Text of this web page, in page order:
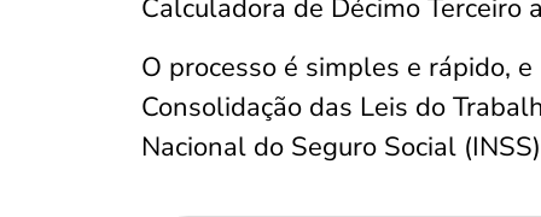
Calculadora de Décimo
O processo é simples e rápido,
Consolidação das Leis do
Nacional do Seguro Social